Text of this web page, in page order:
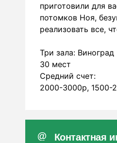
приготовили для
потомков Ноя,
реализовать все,
Три зала:
30 мест
Средний счет:
2000-3000р, 1500-
Контактная